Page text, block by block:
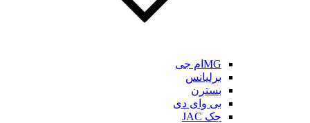
MGام جی
برلیانس
بسترن
بی وای دی
جک JAC